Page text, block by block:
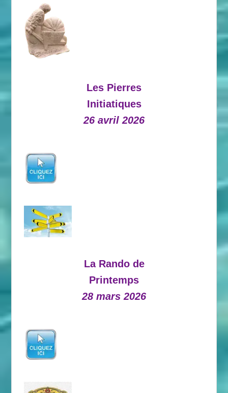
Les Pierres
Initiatiques
26 avril 2026
La Rando de
Printemps
28 mars 2026